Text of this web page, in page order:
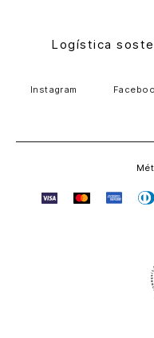
Logística
Instagram